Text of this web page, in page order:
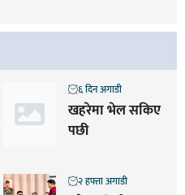
खहरेमा भेल सकिए
पछी
६ दिन अगाडी
२ हफ्ता अगाडी